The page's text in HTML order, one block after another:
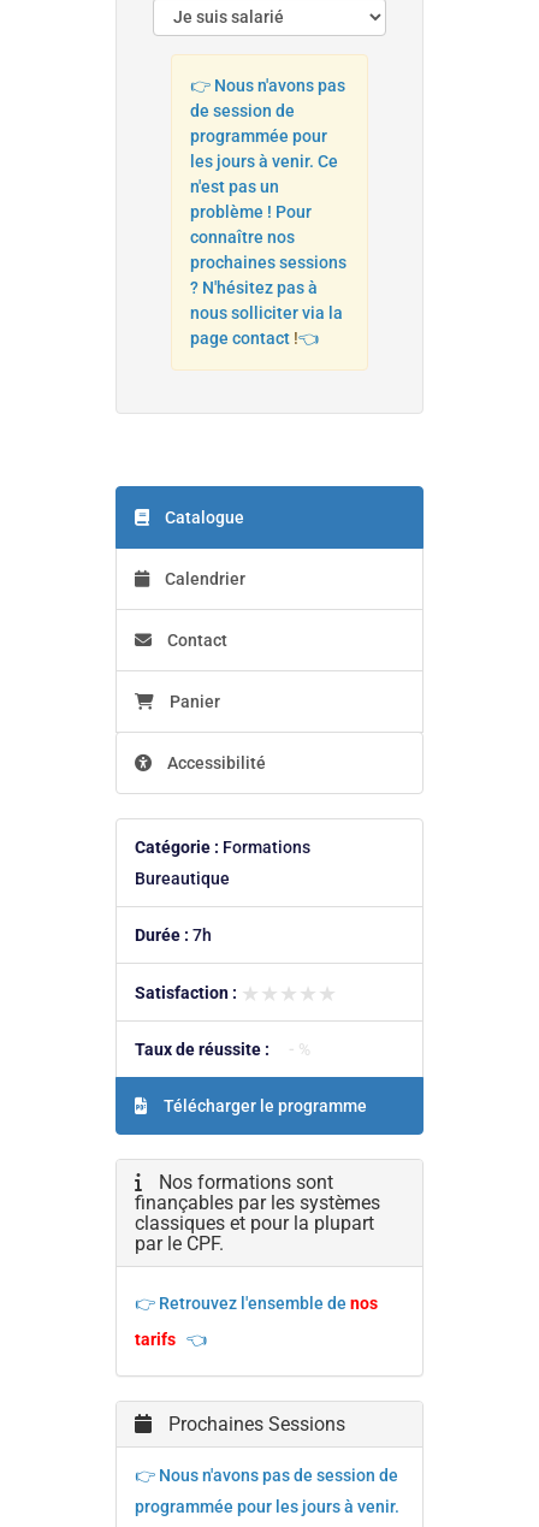
👉 Nous n'avons pas
de session de
programmée pour
les jours à venir. Ce
n'est pas un
problème ! Pour
connaître nos
prochaines sessions
? N'hésitez pas à
nous solliciter via la
page contact!👈
Catalogue
Calendrier
Contact
Panier
Accessibilité
Catégorie : Formations
Bureautique
Durée : 7h
Satisfaction : ★★★★★
★★★★★
Taux de réussite : - %
Télécharger le programme
Nos formations sont
finançables par les systèmes
classiques et pour la plupart
par le CPF.
👉 Retrouvez l'ensemble de nos
tarifs 👈
Prochaines Sessions
👉 Nous n'avons pas de session de
programmée pour les jours à venir.